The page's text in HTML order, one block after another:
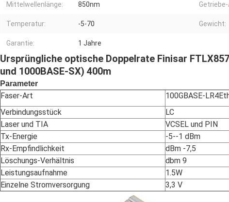
Mittelwellenlänge: 850nm
Temperatur: -5-70 Gewicht:
Garantie: 1 Jahre
Ursprüngliche optische Doppelrate Finisar
und 1000BASE-SX) 400m
Parameter
Faser-Art
100GBASE-
Verbindungsstück
LC
Laser und TIA
VCSEL und PIN
Tx-Energie
-5--1 dBm
Rx-Empfindlichkeit
dBm -7,5
Löschungs-Verhältnis
dbm 9
Leistungsaufnahme
1.5W
Einzelne Stromversorgung
3,3 V